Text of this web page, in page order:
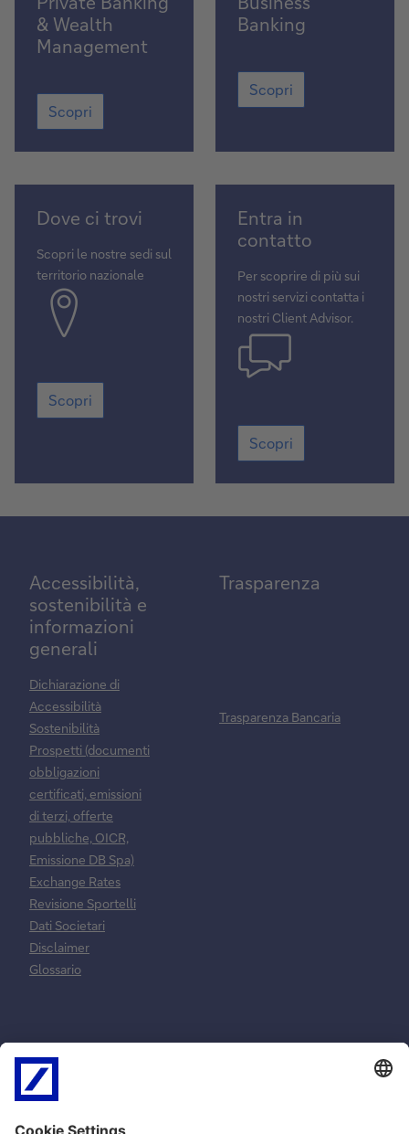
& Wealth
Management
Scoprili
Scopri
Banking
Scopri
Scopri
Scopri
Dove ci trovi
Scopri le nostre sedi sul
territorio nazionale
Scopri
Scopri
Scopri
Entra in
contatto
Per scoprire di più sui
nostri servizi contatta i
nostri Client Advisor.
Scopri
Scopri
Accessibilità,
sostenibilità e
informazioni
generali
Dichiarazione di
Accessibilità
Sostenibilità
Prospetti (documenti
obbligazioni
certificati, emissioni
di terzi, offerte
pubbliche, OICR,
Emissione DB Spa)
Exchange Rates
Revisione Sportelli
Dati Societari
Disclaimer
Glossario
Trasparenza
Trasparenza Bancaria
Normative e
norme
contrattuali